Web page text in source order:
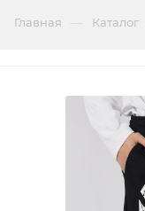
Главная Каталог